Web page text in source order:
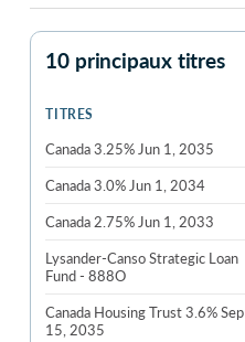
10 principaux titres
TITRES
Canada 3.25% Jun 1, 2035
Canada 3.0% Jun 1, 2034
Canada 2.75% Jun 1, 2033
Lysander-Canso Strategic Loan
Fund - 888O
Canada Housing Trust 3.6% Sep
15, 2035